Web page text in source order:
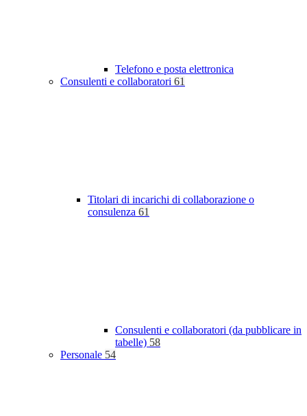
Telefono e posta elettronica
Consulenti e collaboratori 61
Titolari di incarichi di collaborazione o
consulenza 61
Consulenti e collaboratori (da pubblicare in
tabelle) 58
Personale 54